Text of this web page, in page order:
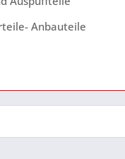
Anbauteile